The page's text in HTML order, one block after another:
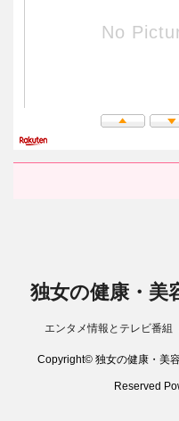
独女の健康・美
エンタメ情報とテレビ番組
Copyright© 独女の健康・美
Reserved